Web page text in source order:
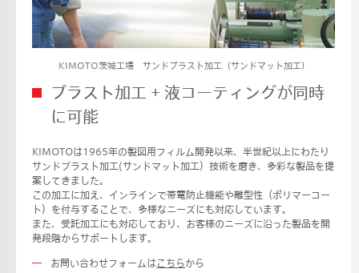
KIMOTO茨城工場 サンドブラスト加工（サンドマット加工）
ブラスト加工 + 液コーティングが同時
に可能
KIMOTOは1965年の製図用フィルム開発以来、半世紀以上にわたり
サンドブラスト加工(サンドマット加工）技術を磨き、多彩な製品を提
案してきました。
この加工に加え、インラインで帯電防止機能や離型性（ポリマーコー
ト）を付与することで、多様なニーズにも対応しています。
また、受託加工にも対応しており、お客様のニーズに沿った製品を開
発段階からサポートします。
お問い合わせフォームはこちらから